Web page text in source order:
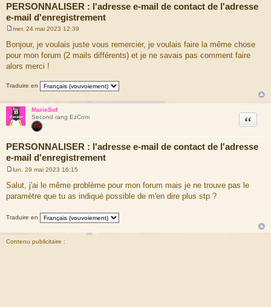
PERSONNALISER : l'adresse e-mail de contact de l'adresse
e-mail d'enregistrement
s
s
g
mer. 24 mai 2023 12:39
Bonjour, je voulais juste vous remercier, je voulais faire la même chose
pour mon forum (2 mails différents) et je ne savais pas comment faire
alors merci !
Traduire en
MarieSof
Second rang EzCom
PERSONNALISER : l'adresse e-mail de contact de l'adresse
e-mail d'enregistrement
Citation
e
s
s
e
lun. 29 mai 2023 16:15
Salut, j'ai le même problème pour mon forum mais je ne trouve pas le
paramètre que tu as indiqué possible de m'en dire plus stp ?
Traduire en
Contenu publicitaire :